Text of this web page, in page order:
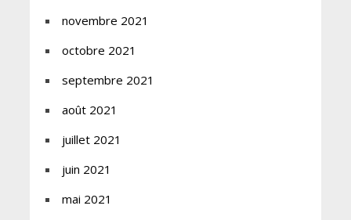
novembre 2021
octobre 2021
septembre 2021
août 2021
juillet 2021
juin 2021
mai 2021